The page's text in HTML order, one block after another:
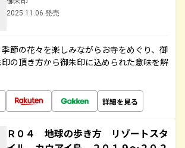
2025.11.06 発売
節の花々を楽しみながらお寺をめぐり、御
の頂き方から御朱印に込められた意味を解
詳細を見る
Ｒ０４ 地球の歩き方 リゾートスタ